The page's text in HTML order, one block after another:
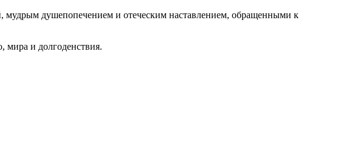
душепопечением и отеческим наставлением, обращенными к
мира и долгоденствия.